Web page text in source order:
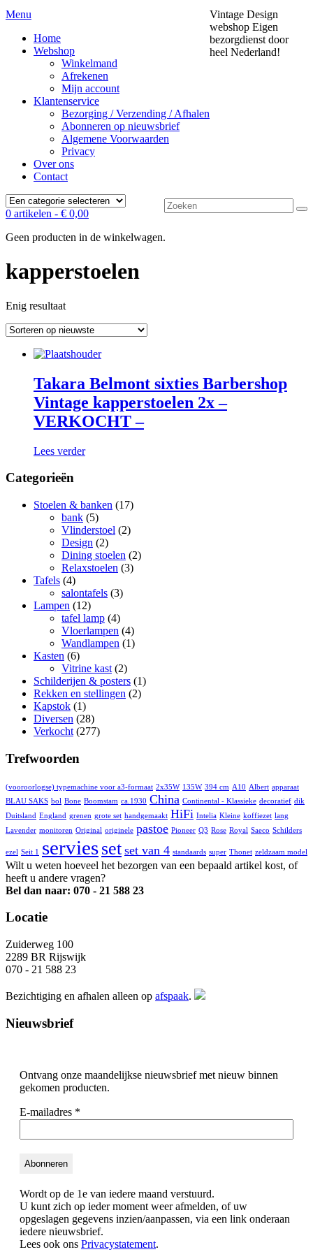
Menu
Home
Webshop
Winkelmand
Afrekenen
Mijn account
Klantenservice
Bezorging / Verzending / Afhalen
Abonneren op nieuwsbrief
Algemene Voorwaarden
Privacy
Over ons
Contact
Zoek
naar:
Vintage Design
webshop Eigen
bezorgdienst door
heel Nederland!
0 artikelen - € 0,00
Geen producten in de winkelwagen.
kapperstoelen
Enig resultaat
Takara Belmont sixties Barbershop
Vintage kapperstoelen 2x –
VERKOCHT –
Lees verder
Categorieën
Stoelen & banken (17)
bank (5)
Vlinderstoel (2)
Design (2)
Dining stoelen (2)
Relaxstoelen (3)
Tafels (4)
salontafels (3)
Lampen (12)
tafel lamp (4)
Vloerlampen (4)
Wandlampen (1)
Kasten (6)
Vitrine kast (2)
Schilderijen & posters (1)
Rekken en stellingen (2)
Kapstok (1)
Diversen (28)
Verkocht (277)
Trefwoorden
(vooroorlogse) typemachine voor a3-formaat 2x35W 135W 394 cm A10 Albert apparaat
BLAU SAKS bol Bone Boomstam ca.1930 China Continental - Klassieke decoratief dik
Duitsland England grenen grote set handgemaakt HiFi Intelia Kleine koffiezet lang
Lavender monitoren Original originele pastoe Pioneer Q3 Rose Royal Saeco Schilders
ezel Seit 1 serviesset set van 4 standaards super Thonet zeldzaam model
Wilt u weten hoeveel het bezorgen van een bepaald artikel kost, of
heeft u andere vragen?
Bel dan naar: 070 - 21 588 23
Locatie
Zuiderweg 100
2289 BR Rijswijk
070 - 21 588 23
Bezichtiging en afhalen alleen op afspaak.
Nieuwsbrief
Ontvang onze maandelijkse nieuwsbrief met nieuw binnen
gekomen producten.
E-mailadres *
Wordt op de 1e van iedere maand verstuurd.
U kunt zich op ieder moment weer afmelden, of uw
opgeslagen gegevens inzien/aanpassen, via een link onderaan
iedere nieuwsbrief.
Lees ook ons Privacystatement.